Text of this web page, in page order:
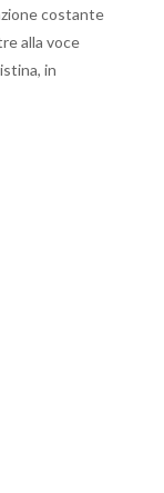
costante
alla voce
in